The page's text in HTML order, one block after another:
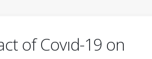
of Covıd-19 on